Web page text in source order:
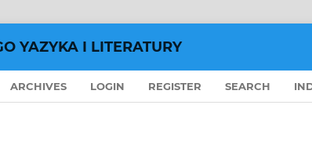
YAZYKA I LITERATURY
ARCHIVES LOGIN REGISTER SEARCH